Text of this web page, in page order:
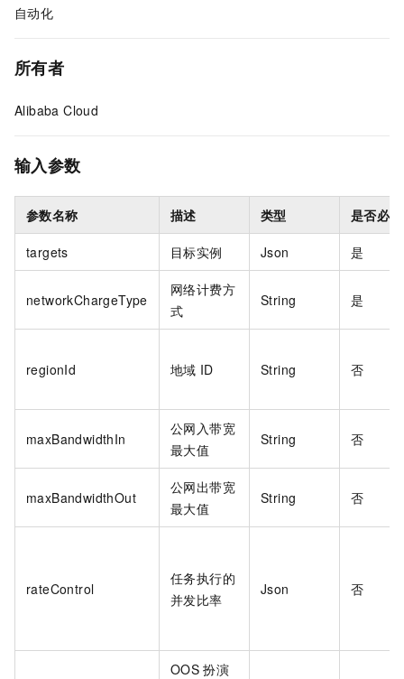
自动化
所有者
Alibaba Cloud
输入参数
参数名称 描述 类型 是否必填
targets 目标实例 Json 是
networkChargeType
网络计费方
式
String 是
regionId 地域 ID String 否
maxBandwidthIn
公网入带宽
最大值
String 否
maxBandwidthOut
公网出带宽
最大值
String 否
rateControl
任务执行的
并发比率
Json 否
OOS 扮演